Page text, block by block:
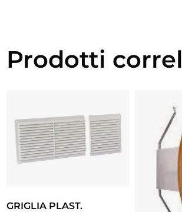
Prodotti
GRIGLIA PLAST.